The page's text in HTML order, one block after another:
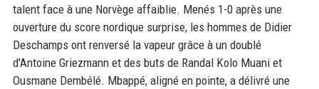
talent face à une Norvège affaiblie. Menés 1-0 après une
ouverture du score nordique surprise, les hommes de Didier
Deschamps ont renversé la vapeur grâce à un doublé
d'Antoine Griezmann et des buts de Randal Kolo Muani et
Ousmane Dembélé. Mbappé, aligné en pointe, a délivré une